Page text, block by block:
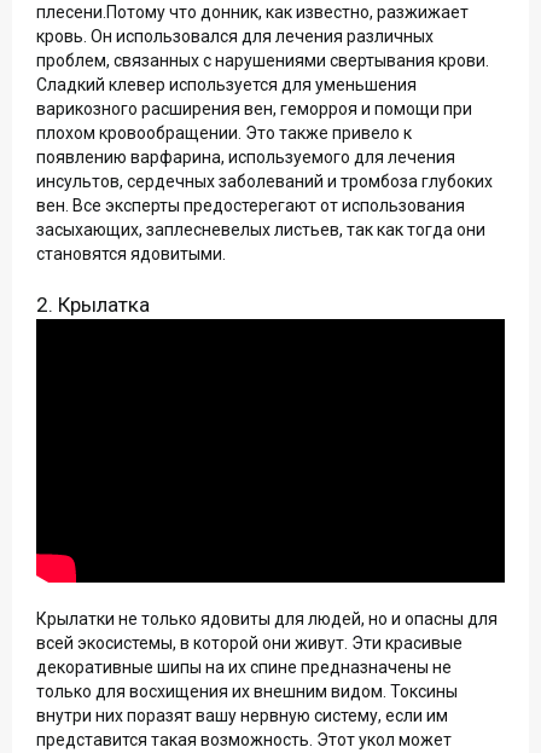
плесени.Потому что донник, как известно, разжижает
кровь. Он использовался для лечения различных
проблем, связанных с нарушениями свертывания крови.
Сладкий клевер используется для уменьшения
варикозного расширения вен, геморроя и помощи при
плохом кровообращении. Это также привело к
появлению варфарина, используемого для лечения
инсультов, сердечных заболеваний и тромбоза глубоких
вен. Все эксперты предостерегают от использования
засыхающих, заплесневелых листьев, так как тогда они
становятся ядовитыми.
2. Крылатка
Крылатки не только ядовиты для людей, но и опасны для
всей экосистемы, в которой они живут. Эти красивые
декоративные шипы на их спине предназначены не
только для восхищения их внешним видом. Токсины
внутри них поразят вашу нервную систему, если им
представится такая возможность. Этот укол может